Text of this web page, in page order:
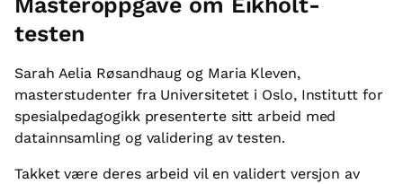
testen
Sarah Aelia Røsandhaug og Maria Kleven,
masterstudenter fra Universitetet i Oslo, Institutt for
spesialpedagogikk presenterte sitt arbeid med
datainnsamling og validering av testen.
Takket være deres arbeid vil en validert versjon av